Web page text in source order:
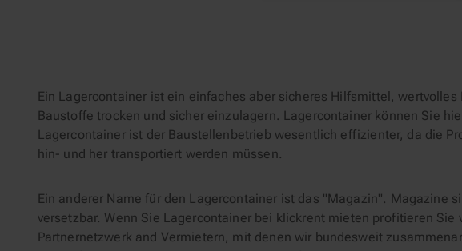
Ein Lagercontainer ist ein einfaches aber sicheres Hilfsmittel,
Baustoffe trocken und sicher einzulagern. Lagercontainer können Sie
Lagercontainer ist der Baustellenbetrieb wesentlich effizienter, da die
hin- und her transportiert werden müssen.
Ein anderer Name für den Lagercontainer ist das "Magazin". Magazine
versetzbar. Wenn Sie Lagercontainer bei klickrent mieten profitieren Sie
Partnernetzwerk and Vermietern, mit denen wir bundesweit